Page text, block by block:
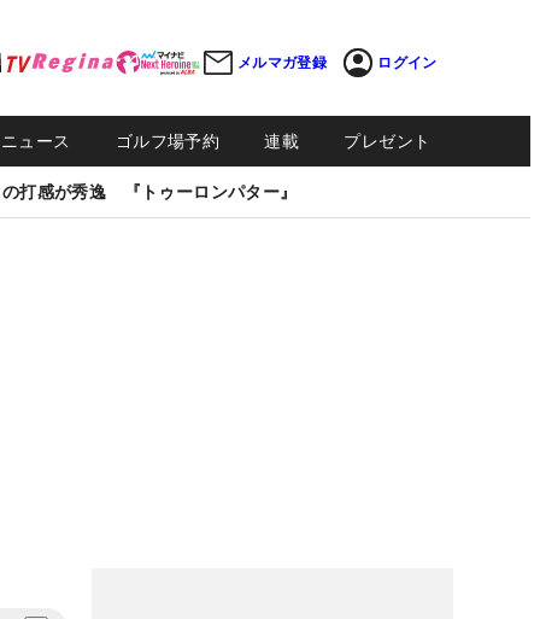
メルマガ登録 ログイン
ュース ゴルフ場予約 連載 プレゼント
打感が秀逸 『トゥーロンパター』